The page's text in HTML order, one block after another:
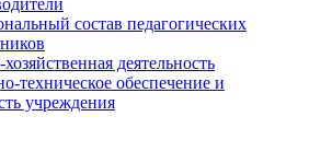
состав педагогических
деятельность
техническое обеспечение и
учреждения